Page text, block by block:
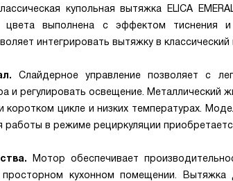
купольная вытяжка ELICA
цвета выполнена с эффектом тиснения
интегрировать вытяжку в
Слайдерное управление позволяет с
и регулировать освещение.
коротком цикле и низких температурах.
работы в режиме рециркуляции
Мотор обеспечивает
просторном кухонном помещении.